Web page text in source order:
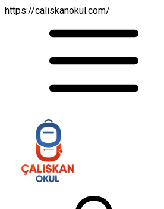
https://caliskanokul.com/